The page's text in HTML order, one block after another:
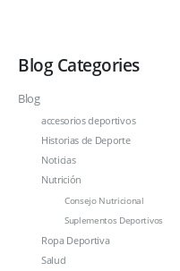
Blog Categories
Blog
accesorios deportivos
Historias de Deporte
Noticias
Nutrición
Consejo Nutricional
Suplementos Deportivos
Ropa Deportiva
Salud